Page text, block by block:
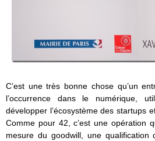
C’est une très bonne chose qu’un
l’occurrence dans le numérique,
développer l’écosystème des startups
Comme pour 42, c’est une opération
mesure du goodwill, une qualification